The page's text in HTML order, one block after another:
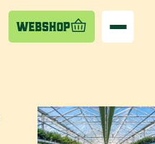
Webshop